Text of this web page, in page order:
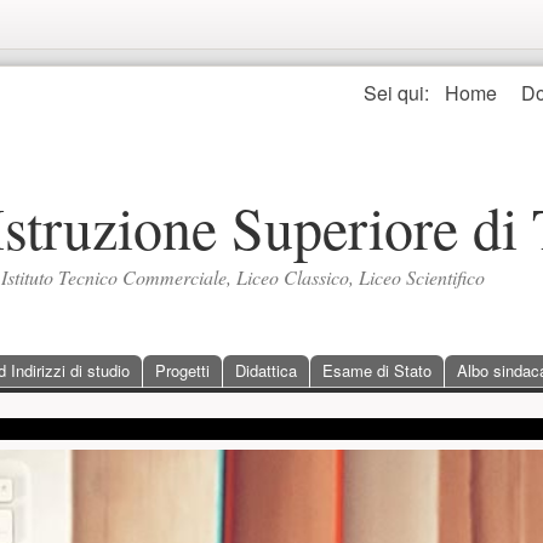
Seguici
Sei qui: Home
Superiore di
Tecnico Commerciale, Liceo Classico, Liceo Scientifico
Indirizzi di studio Progetti Didattica Esame di Stato Albo